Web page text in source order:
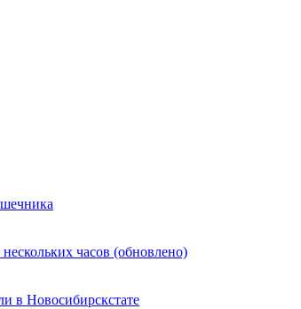
часов (обновлено)
в Новосибирскстате